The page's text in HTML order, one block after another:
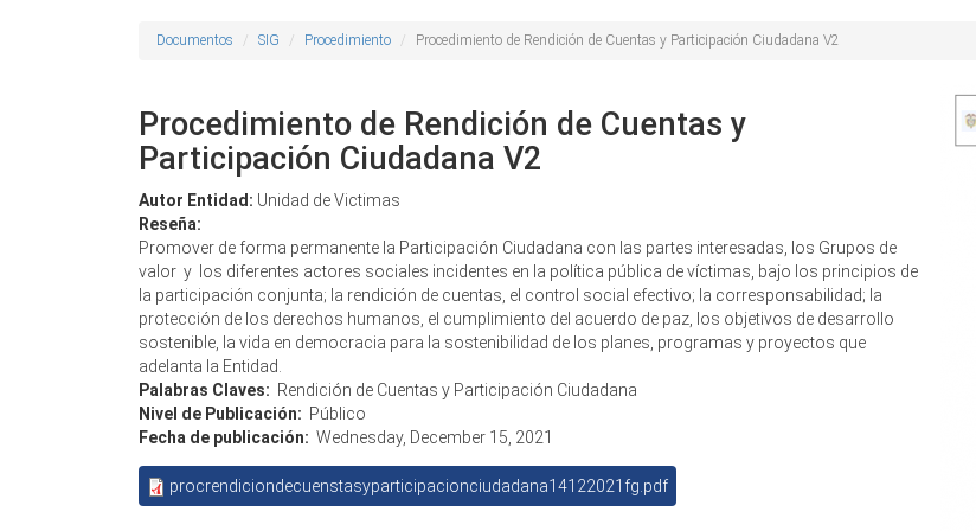
Documentos SIG Procedimiento Procedimiento de Rendición de Cuentas y Participación Ciudadana V2
Procedimiento de Rendición de Cuentas y
Participación Ciudadana V2
Autor Entidad: Unidad de Victimas
Reseña:
Promover de forma permanente la Participación Ciudadana con las partes interesadas, los Grupos de
valor y los diferentes actores sociales incidentes en la política pública de víctimas, bajo los principios de
la participación conjunta; la rendición de cuentas, el control social efectivo; la corresponsabilidad; la
protección de los derechos humanos, el cumplimiento del acuerdo de paz, los objetivos de desarrollo
sostenible, la vida en democracia para la sostenibilidad de los planes, programas y proyectos que
adelanta la Entidad.
Palabras Claves: Rendición de Cuentas y Participación Ciudadana
Nivel de Publicación: Público
Fecha de publicación: Wednesday, December 15, 2021
procrendiciondecuenstasyparticipacionciudadana14122021fg.pdf